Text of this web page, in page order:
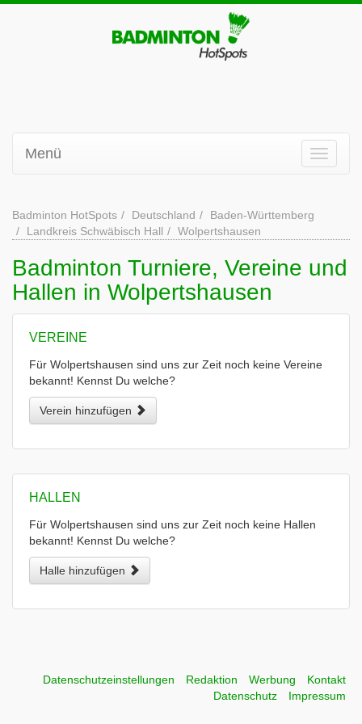
Menü
Badminton HotSpots Deutschland
Baden-Württemberg
Landkreis Schwäbisch Hall
Wolpertshausen
Badminton Turniere, Vereine und
Hallen in Wolpertshausen
VEREINE
Für Wolpertshausen sind uns zur Zeit noch keine Vereine
bekannt! Kennst Du welche?
Verein hinzufügen
HALLEN
Für Wolpertshausen sind uns zur Zeit noch keine Hallen
bekannt! Kennst Du welche?
Halle hinzufügen
Datenschutzeinstellungen Redaktion Werbung
Kontakt
Datenschutz
Impressum